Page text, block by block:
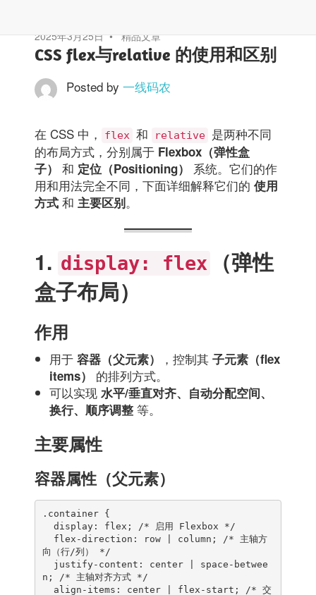
2025年3月25日 精品文章
CSS flex与relative 的使用和区别
Posted by 一线码农
在 CSS 中， flex 和 relative 是两种不同
的布局方式，分别属于 Flexbox（弹性盒
子）
和 定位（Positioning）
系统。它们的作
用和用法完全不同，下面详细解释它们的 使用
方式 和 主要区别。
1. display: flex
（弹性
盒子布局）
作用
用于容器（父元素） ，控制其子元素（flex
items）
的排列方式。
可以实现水平/垂直对齐、自动分配空间、
换行、顺序调整 等。
主要属性
容器属性（父元素）
.container {
向（行/列） */
n; /* 主轴对齐方式 */